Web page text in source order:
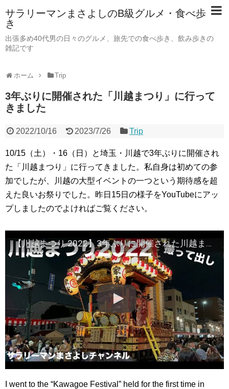
サラリーマンまさよしのB級グルメ・食べ歩
き
出張多め40代男の日々のグルメ、旅先での食べ歩き、飲み歩きの
雑記です
ホーム Trip
3年ぶりに開催された「川越まつり」に行って
きました
2022/10/16 2023/7/26 Trip
10/15（土）・16（日）と埼玉・川越で3年ぶりに開催され
た「川越まつり」に行ってきました。私自身は初めての参
加でしたが、川越の大型イベントの一つという期待感を超
えた良いお祭りでした。昨日15日の様子をYouTubeにアッ
プしましたのでよければご覧ください。
【川越まつり 2022】3年ぶりに開催された川越まつりに行ってきました
I went to the “Kawagoe Festival” held for the first time in